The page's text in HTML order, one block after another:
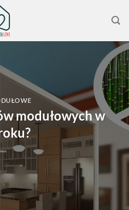
modułowych w